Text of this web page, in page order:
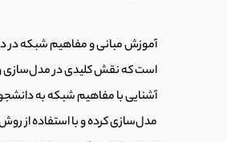
است که نقش کلیدی در مدل‌سازی و
آشنایی با مفاهیم شبکه به
مدل‌سازی کرده و با استفاده از